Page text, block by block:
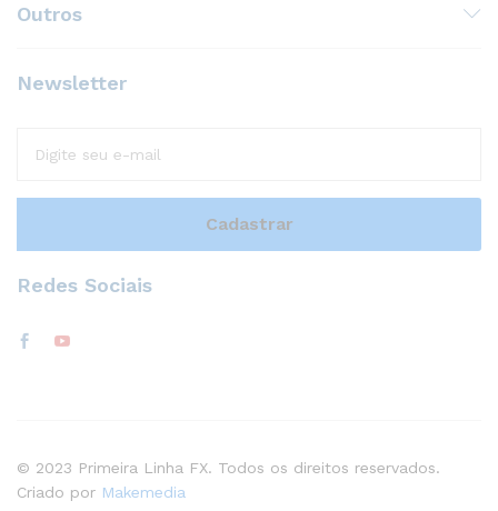
Outros
Newsletter
Redes Sociais
© 2023 Primeira Linha FX. Todos os direitos reservados.
Criado por Makemedia